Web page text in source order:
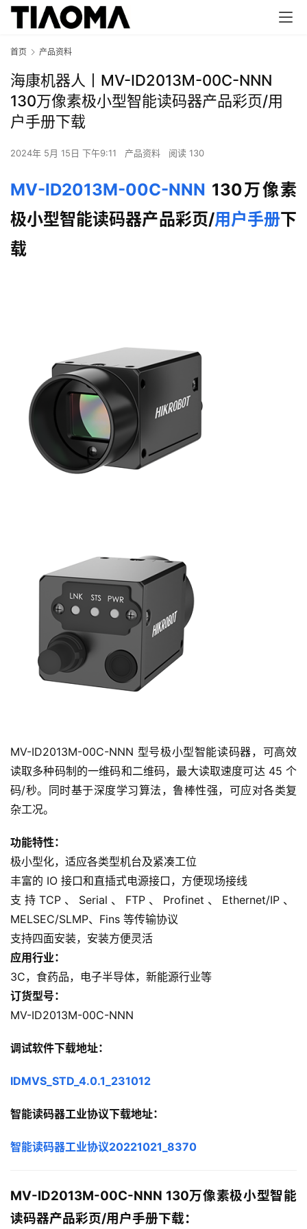
首页 产品资料
海康机器人丨MV-ID2013M-00C-NNN
130万像素极小型智能读码器产品彩页/用
户手册下载
2024年 5月 15日 下午9:11 产品资料 阅读 130
MV-ID2013M-00C-NNN 130万像素
极小型智能读码器产品彩页/用户手册下
载
MV-ID2013M-00C-NNN 型号极小型智能读码器，可高效
读取多种码制的一维码和二维码，最大读取速度可达 45 个
码/秒。同时基于深度学习算法，鲁棒性强，可应对各类复
杂工况。
功能特性：
极小型化，适应各类型机台及紧凑工位
丰富的 IO 接口和直插式电源接口，方便现场接线
支 持 TCP 、 Serial 、 FTP 、 Profinet 、 Ethernet/IP 、
MELSEC/SLMP、Fins 等传输协议
支持四面安装，安装方便灵活
应用行业：
3C，食药品，电子半导体，新能源行业等
订货型号：
MV-ID2013M-00C-NNN
调试软件下载地址：
IDMVS_STD_4.0.1_231012
智能读码器工业协议下载地址：
智能读码器工业协议20221021_8370
MV-ID2013M-00C-NNN 130万像素极小型智能
读码器产品彩页/用户手册下载：